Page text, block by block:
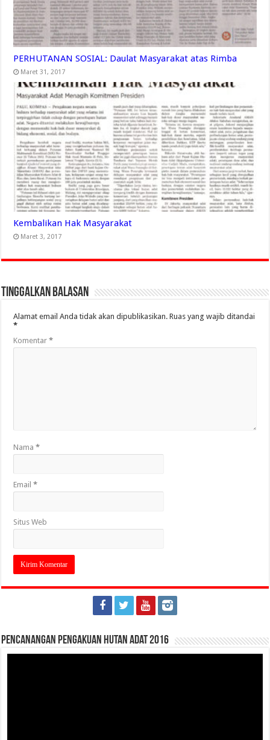
PERHUTANAN SOSIAL: Daulat Masyarakat atas Rimba
Maret 31, 2017
Kembalikan Hak Masyarakat
Maret 3, 2017
Tinggalkan Balasan
Alamat email Anda tidak akan dipublikasikan. Ruas yang wajib ditandai
*
Komentar*
Nama*
Email*
Situs Web
Pencanangan Pengakuan Hutan Adat 2016